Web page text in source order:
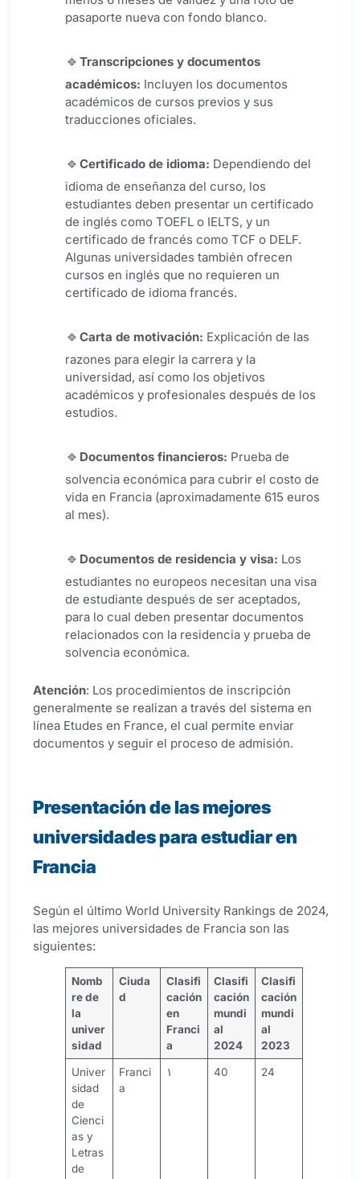
pasaporte nueva con fondo blanco.
Transcripciones y documentos
académicos: Incluyen los documentos
académicos de cursos previos y sus
traducciones oficiales.
Certificado de idioma: Dependiendo del
idioma de enseñanza del curso, los
estudiantes deben presentar un certificado
de inglés como TOEFL o IELTS, y un
certificado de francés como TCF o DELF.
Algunas universidades también ofrecen
cursos en inglés que no requieren un
certificado de idioma francés.
Carta de motivación: Explicación de las
razones para elegir la carrera y la
universidad, así como los objetivos
académicos y profesionales después de los
estudios.
Documentos financieros: Prueba de
solvencia económica para cubrir el costo de
vida en Francia (aproximadamente 615 euros
al mes).
Documentos de residencia y visa: Los
estudiantes no europeos necesitan una visa
de estudiante después de ser aceptados,
para lo cual deben presentar documentos
relacionados con la residencia y prueba de
solvencia económica.
Atención: Los procedimientos de inscripción
generalmente se realizan a través del sistema en
línea Etudes en France, el cual permite enviar
documentos y seguir el proceso de admisión.
Presentación de las mejores
universidades para estudiar en
Francia
Según el último World University Rankings de 2024,
las mejores universidades de Francia son las
siguientes:
Nomb
re de
la
univer
sidad
Ciuda
d
Clasifi
cación
en
Franci
a
Clasifi
cación
mundi
al
2024
Clasifi
cación
mundi
al
2023
Univer
sidad
de
Cienci
as y
Letras
de
Franci
a
۱ 40 24